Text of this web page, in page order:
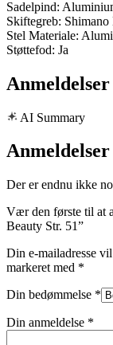
Sadelpind:
Skiftegreb: Shimano
Stel Materiale:
Støttefod: Ja
Anmeldelser
AI Summary
Anmeldelser
Der er endnu ikke
Vær den første til at
Beauty Str. 51”
Din e-mailadresse
markeret med *
Din bedømmelse *
Din anmeldelse *